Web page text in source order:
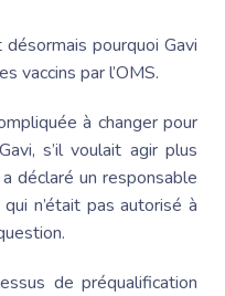
pourquoi Gavi
vaccins par l’OMS.
à changer pour
s’il voulait agir plus
déclaré un responsable
n’était pas autorisé à
de préqualification